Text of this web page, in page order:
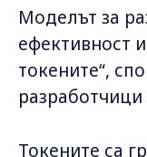
Моделът за
ефективност
токените“,
Токените са